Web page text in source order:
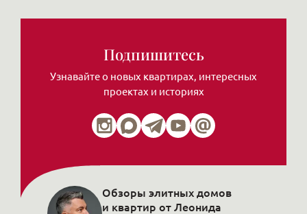
Подпишитесь
Узнавайте о новых квартирах, интересных
проектах и историях
Обзоры элитных домов
и квартир от Леонида